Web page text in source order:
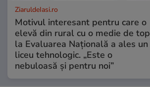
ZiaruldeIasi.ro
Motivul interesant pentru care o
elevă din rural cu o medie de top
la Evaluarea Națională a ales un
liceu tehnologic. „Este o
nebuloasă și pentru noi”